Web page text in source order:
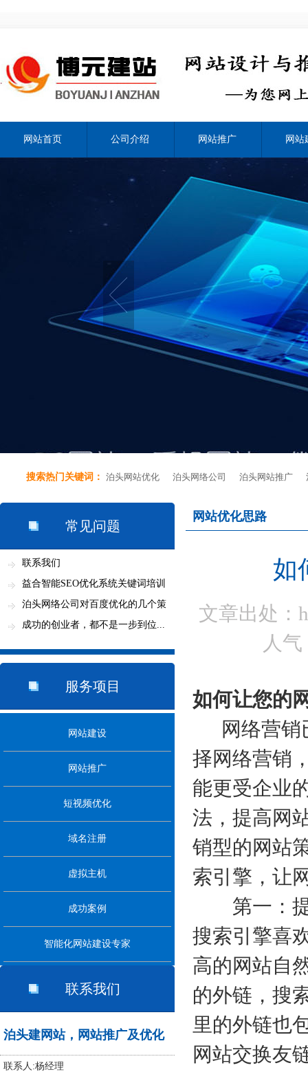
网站首页 公司介绍 网站推广 网站
搜索热门关键词： 泊头网站优化 泊头网络公司 泊头网站推广
常见问题
联系我们
益合智能SEO优化系统关键词培训
资料...
泊头网络公司对百度优化的几个策
略分析...
成功的创业者，都不是一步到位...
服务项目
网站建设
网站推广
短视频优化
域名注册
虚拟主机
成功案例
智能化网站建设专家
联系我们
泊头建网站，网站推广及优化
联系人:杨经理
网站优化思路
如
文章出处：
人
如何让您的
网络营
择网络营销
能更受企业
法，提高网
销型的网站
索引擎，让
第一：提
搜索引擎喜
高的网站自
的外链，搜
里的外链也
网站交换友